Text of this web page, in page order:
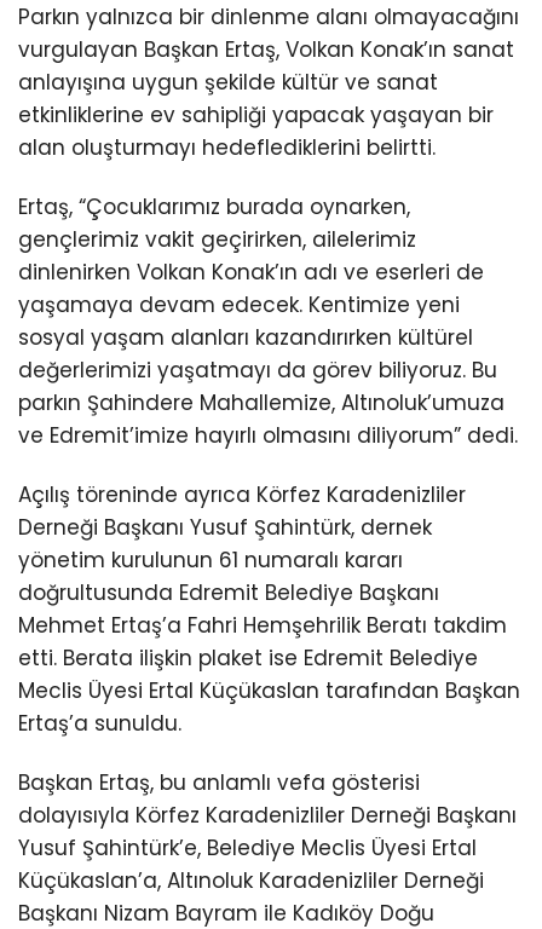
Parkın yalnızca bir dinlenme alanı olmayacağını
vurgulayan Başkan Ertaş, Volkan Konak’ın sanat
anlayışına uygun şekilde kültür ve sanat
etkinliklerine ev sahipliği yapacak yaşayan bir
alan oluşturmayı hedeflediklerini belirtti.
Ertaş, “Çocuklarımız burada oynarken,
gençlerimiz vakit geçirirken, ailelerimiz
dinlenirken Volkan Konak’ın adı ve eserleri de
yaşamaya devam edecek. Kentimize yeni
sosyal yaşam alanları kazandırırken kültürel
değerlerimizi yaşatmayı da görev biliyoruz. Bu
parkın Şahindere Mahallemize, Altınoluk’umuza
ve Edremit’imize hayırlı olmasını diliyorum” dedi.
Açılış töreninde ayrıca Körfez Karadenizliler
Derneği Başkanı Yusuf Şahintürk, dernek
yönetim kurulunun 61 numaralı kararı
doğrultusunda Edremit Belediye Başkanı
Mehmet Ertaş’a Fahri Hemşehrilik Beratı takdim
etti. Berata ilişkin plaket ise Edremit Belediye
Meclis Üyesi Ertal Küçükaslan tarafından Başkan
Ertaş’a sunuldu.
Başkan Ertaş, bu anlamlı vefa gösterisi
dolayısıyla Körfez Karadenizliler Derneği Başkanı
Yusuf Şahintürk’e, Belediye Meclis Üyesi Ertal
Küçükaslan’a, Altınoluk Karadenizliler Derneği
Başkanı Nizam Bayram ile Kadıköy Doğu